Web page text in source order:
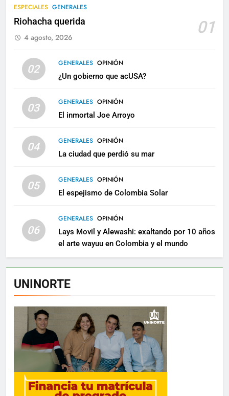
ESPECIALES GENERALES
Riohacha querida 01
4 agosto, 2026
02 GENERALES OPINIÓN
¿Un gobierno que acUSA?
03 GENERALES OPINIÓN
El inmortal Joe Arroyo
04 GENERALES OPINIÓN
La ciudad que perdió su mar
05 GENERALES OPINIÓN
El espejismo de Colombia Solar
06
GENERALES OPINIÓN
Lays Movil y Alewashi: exaltando por 10 años
el arte wayuu en Colombia y el mundo
UNINORTE